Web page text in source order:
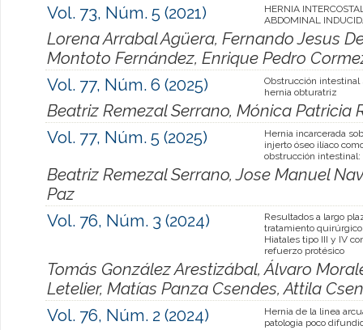
Vol. 73, Núm. 5 (2021)
HERNIA
ABDOMINAL
Lorena Arrabal Agüera, Fernando Jesus
Montoto Fernández, Enrique Pedro
Vol. 77, Núm. 6 (2025)
Obstrucción intestinal
hernia obturatriz
Beatriz Remezal Serrano, Mónica Patricia
Vol. 77, Núm. 5 (2025)
Hernia incarcerada
injerto óseo ilíaco
obstrucción intestinal:
Beatriz Remezal Serrano, Jose Manuel
Paz
Vol. 76, Núm. 3 (2024)
Resultados a largo
tratamiento
Hiatales tipo III y IV
refuerzo protésico
Tomás González Arestizábal, Álvaro
Letelier, Matías Panza Csendes, Attila
Vol. 76, Núm. 2 (2024)
Hernia de la linea
patologia poco